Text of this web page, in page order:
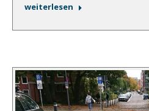
weiterlesen